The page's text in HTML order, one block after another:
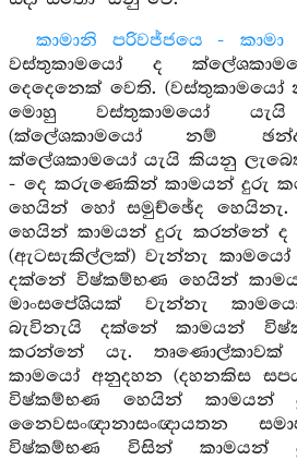
කාමානි පරිවජ්ජයෙ - කාමා
වස්තුකාමයෝ ද
දෙදෙනෙක් වෙති. (වස්තුකාමයෝ
මොහු වස්තුකාමයෝ
(ක්ලේශකාමයෝ නම්
ක්ලේශකාමයෝ යැයි කියනු
- දෙ කරුණෙකින් කාමයන් දුරු
හෙයින් හෝ සමුච්ඡේද
හෙයින් කාමයන් දුරු කරන්නේ ද
(ඇටසැකිල්ලක්) වැන්නැ කාමයෝ
දක්නේ විෂ්කම්භණ හෙයින්
මාංසපේශියක් වැන්නැ
බැවිනැයි දක්නේ කාමයන්
කරන්නේ යැ. තෘණොල්කාවක්
කාමයෝ අනුදහන (දහනකිස
විෂ්කම්භණ හෙයින් කාමයන්
නෛවසංඥානාසංඥායතන
විෂ්කම්භණ විසින් කාමයන්